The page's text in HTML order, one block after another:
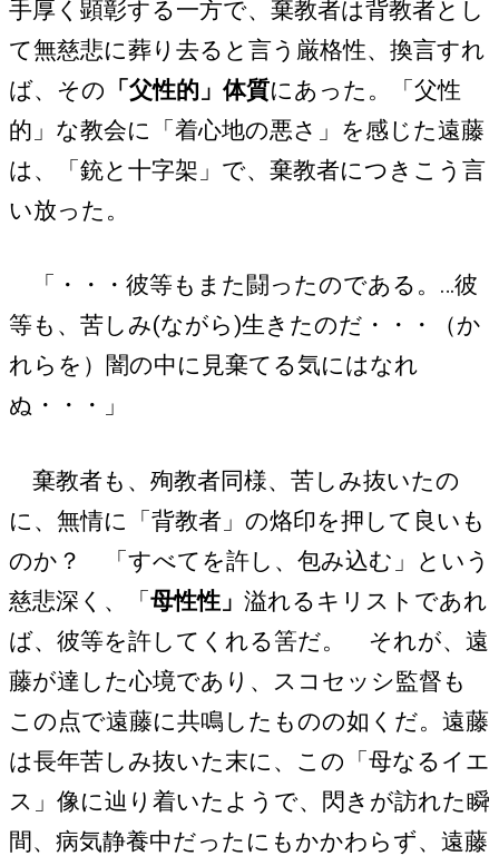
手厚く顕彰する一方で、棄教者は背教者とし
て無慈悲に葬り去ると言う厳格性、換言すれ
ば、その 「父性的」体質にあった。「父性
的」な教会に「着心地の悪さ」を感じた遠藤
は、「銃と十字架」で、棄教者につきこう言
い放った。
「・・・彼等もまた闘ったのである。…彼
等も、苦しみ(ながら)生きたのだ・・・（か
れらを）闇の中に見棄てる気にはなれ
ぬ・・・」
棄教者も、殉教者同様、苦しみ抜いたの
に、無情に「背教者」の烙印を押して良いも
のか？ 「すべてを許し、包み込む」という
慈悲深く、「 母性性」 溢れるキリストであれ
ば、彼等を許してくれる筈だ。 それが、遠
藤が達した心境であり、スコセッシ監督も
この点で遠藤に共鳴したものの如くだ。遠藤
は長年苦しみ抜いた末に、この「母なるイエ
ス」像に辿り着いたようで、閃きが訪れた瞬
間、病気静養中だったにもかかわらず、遠藤